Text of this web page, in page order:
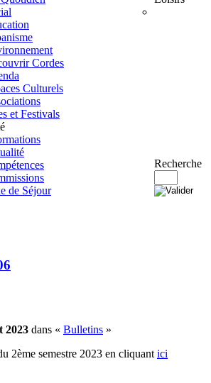
Cordes
Culturels
et Festivals
de Séjour
Recherche
2023 dans « Bulletins »
2ème semestre 2023 en cliquant ici